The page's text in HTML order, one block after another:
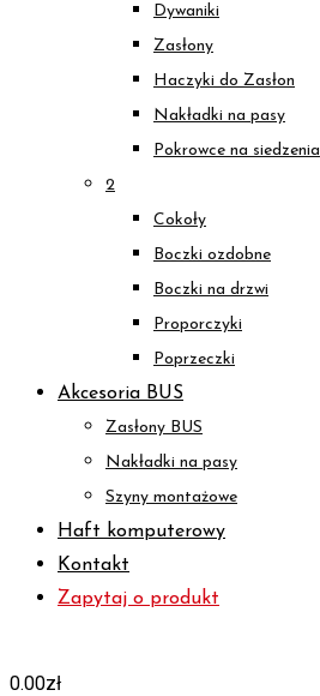
Dywaniki
Zasłony
Haczyki do Zasłon
Nakładki na pasy
Pokrowce na siedzenia
2
Cokoły
Boczki ozdobne
Boczki na drzwi
Proporczyki
Poprzeczki
Akcesoria BUS
Zasłony BUS
Nakładki na pasy
Szyny montażowe
Haft komputerowy
Kontakt
Zapytaj o produkt
0.00zł